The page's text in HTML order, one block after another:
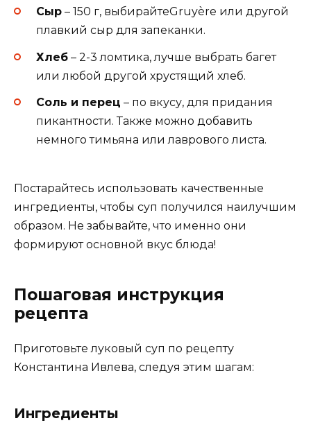
Сыр – 150 г, выбирайтеGruyère или другой
плавкий сыр для запеканки.
Хлеб – 2-3 ломтика, лучше выбрать багет
или любой другой хрустящий хлеб.
Соль и перец – по вкусу, для придания
пикантности. Также можно добавить
немного тимьяна или лаврового листа.
Постарайтесь использовать качественные
ингредиенты, чтобы суп получился наилучшим
образом. Не забывайте, что именно они
формируют основной вкус блюда!
Пошаговая инструкция
рецепта
Приготовьте луковый суп по рецепту
Константина Ивлева, следуя этим шагам:
Ингредиенты